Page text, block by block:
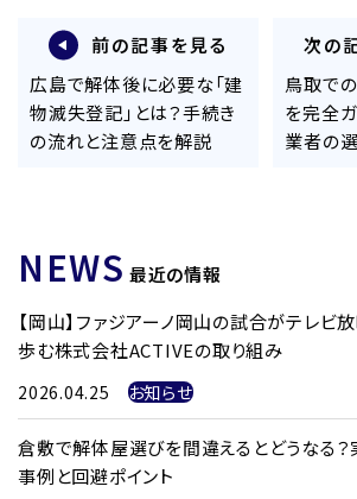
前の記事を見る
広島で解体後に必要な「建
物滅失登記」とは？手続き
の流れと注意点を解説
次の
鳥取で
を完全
業者の
NEWS 最近の情報
【岡山】ファジアーノ岡山の試合がテレビ
歩む株式会社ACTIVEの取り組み
2026.04.25 お知らせ
倉敷で解体屋選びを間違えるとどうなる？
事例と回避ポイント